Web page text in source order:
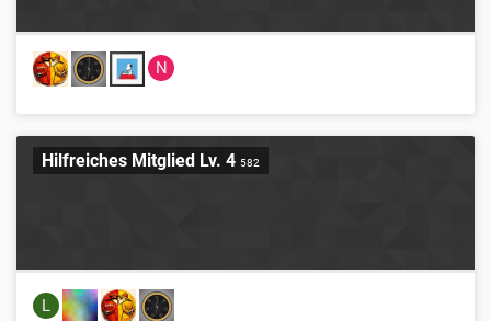
N
Hilfreiches Mitglied Lv. 4 582
L